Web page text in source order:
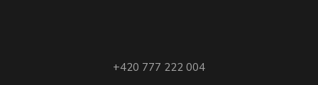
+420 777 222 004